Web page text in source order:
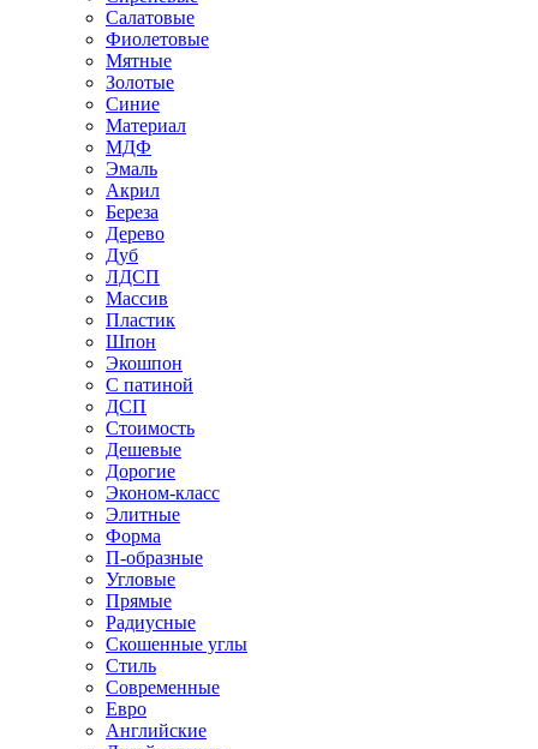
Салатовые
Фиолетовые
Мятные
Золотые
Синие
Материал
МДФ
Эмаль
Акрил
Береза
Дерево
Дуб
ЛДСП
Массив
Пластик
Шпон
Экошпон
С патиной
ДСП
Стоимость
Дешевые
Дорогие
Эконом-класс
Элитные
Форма
П-образные
Угловые
Прямые
Радиусные
Скошенные углы
Стиль
Современные
Евро
Английские